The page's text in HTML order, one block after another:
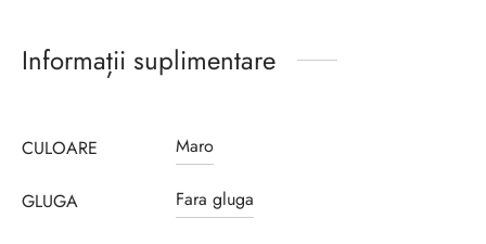
Informații suplimentare
CULOARE Maro
GLUGA Fara gluga